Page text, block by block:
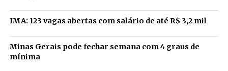
IMA: 123 vagas abertas com salário de até R$ 3,2 mil
Minas Gerais pode fechar semana com 4 graus de
mínima